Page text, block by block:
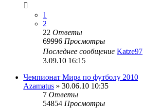
1
2
22 Ответы
69996 Просмотры
Последнее сообщение Katze97
3.09.10 16:15
Чемпионат Мира по футболу 2010
Azamatus » 30.06.10 10:35
7 Ответы
54854 Просмотры